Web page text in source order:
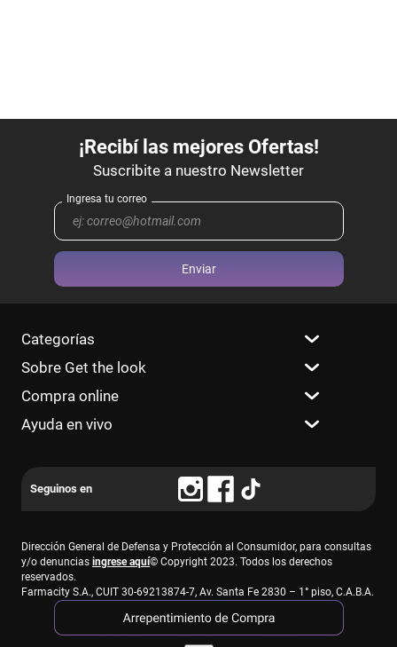
Enviar
Categorías
Sobre Get the look
Compra online
Ayuda en vivo
Dirección General de Defensa y Protección al Consumidor, para consultas
y/o denuncias ingrese aquí© Copyright 2023. Todos los derechos
reservados.
Farmacity S.A., CUIT 30-69213874-7, Av. Santa Fe 2830 – 1° piso, C.A.B.A.